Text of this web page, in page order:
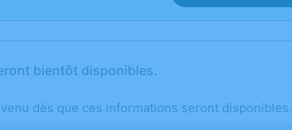
bientôt disponibles.
dès que ces informations seront disponibles.